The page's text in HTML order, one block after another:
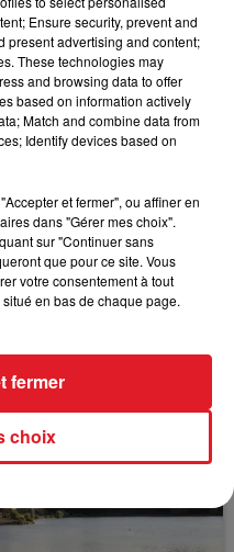
revalorisées de 4%
HOMICIDE
APRÈS LA...
le logement servait
Ensure security, prevent and
present advertising and content;
These technologies may
and browsing data to offer
based on information actively
Match and combine data from
Identify devices based on
et fermer", ou affiner en
dans "Gérer mes choix".
sur "Continuer sans
que pour ce site. Vous
votre consentement à tout
en bas de chaque page.
choix
fermer